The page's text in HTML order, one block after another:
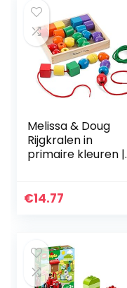
Melissa & Doug
Rijgkralen in
primaire kleuren |
oplossen |
€14.77